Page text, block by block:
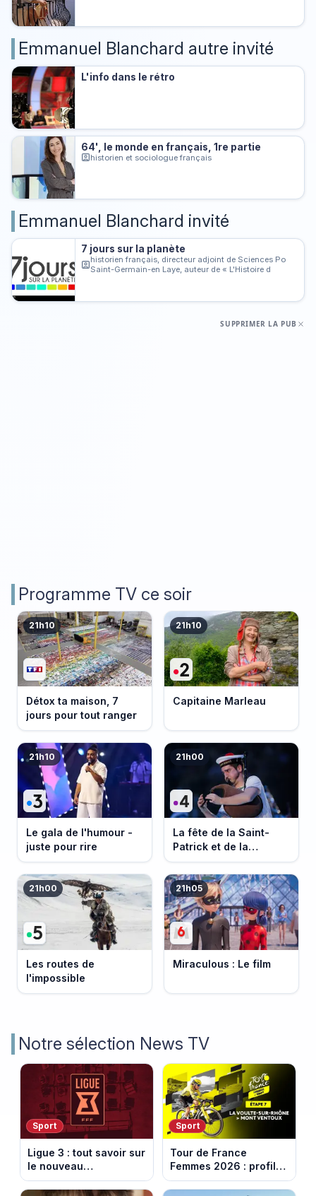
Emmanuel Blanchard autre invité
L'info dans le rétro
64', le monde en français, 1re partie
historien et sociologue français
Emmanuel Blanchard invité
7 jours sur la planète
historien français, directeur adjoint de Sciences Po
Saint-Germain-en Laye, auteur de « L'Histoire d
SUPPRIMER LA PUB
Programme TV ce soir
21h10
Détox ta maison, 7
jours pour tout ranger
21h10
Capitaine Marleau
21h10
Le gala de l'humour -
juste pour rire
21h00
La fête de la Saint-
Patrick et de la
Bretagne
21h00
Les routes de
l'impossible
21h05
Miraculous : Le film
Notre sélection News TV
Sport
Ligue 3 : tout savoir sur
le nouveau
championnat qui
succède au National
Sport
Tour de France
Femmes 2026 : profil
et horaires de la 7e
étape entre La Voulte-